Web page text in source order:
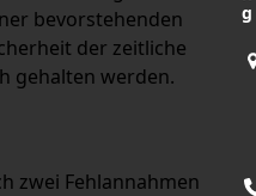
bevorstehenden
der zeitliche
gehalten werden.
zwei Fehlannahmen
g